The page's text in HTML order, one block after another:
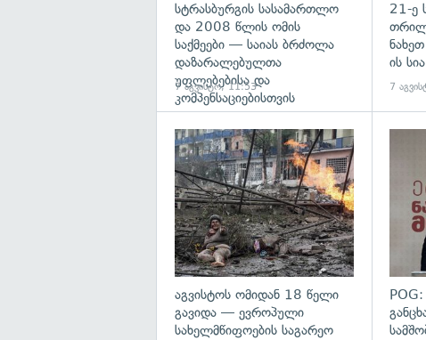
სტრასბურგის სასამართლო
და 2008 წლის ომის
საქმეები — საიას ბრძოლა
დაზარალებულთა
უფლებებისა და
კომპენსაციებისთვის
7 აგვისტო, 11:53
21-ე
ის სია
7
აგვისტოს ომიდან 18 წელი
გავიდა — ევროპული
სახელმწიფოების საგარეო